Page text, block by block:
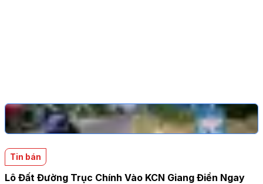
Tin bán
Lô Đất Đường Trục Chính Vào KCN Giang Điền Ngay